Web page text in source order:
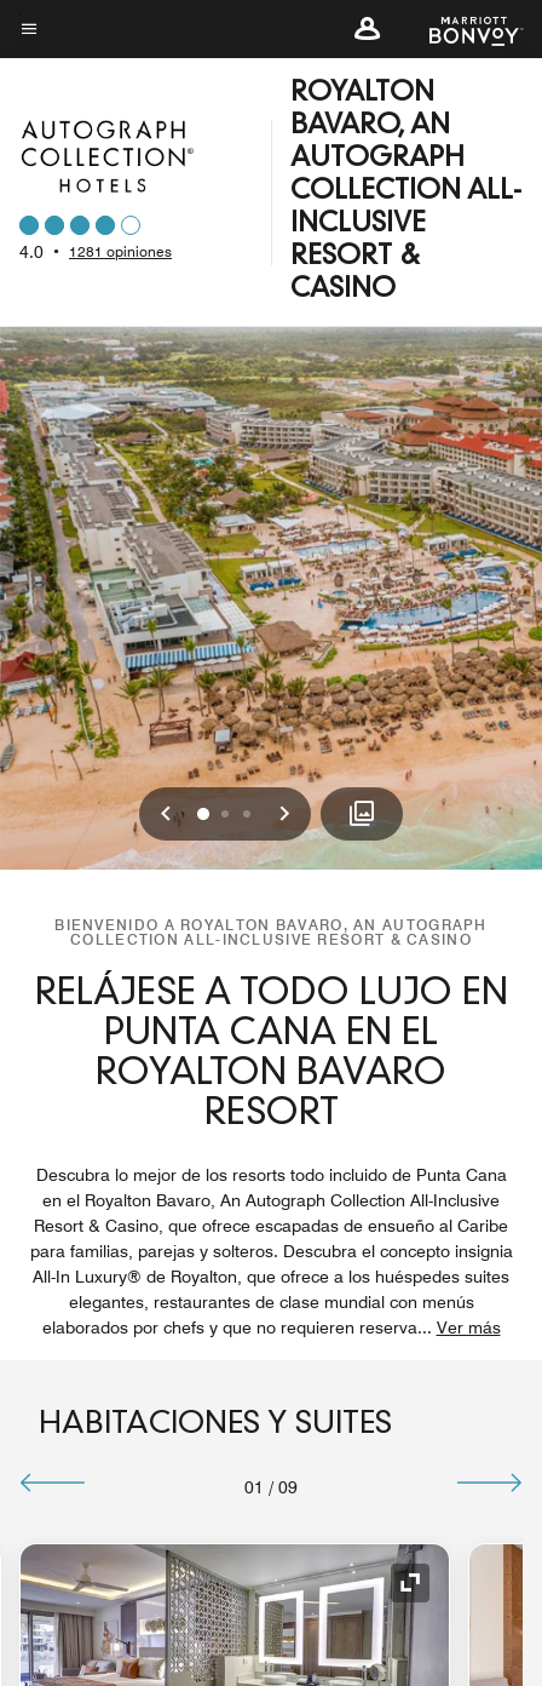
Skip
to
content
Texto del menú
4.0 • 1281 opiniones
ROYALTON
BAVARO, AN
AUTOGRAPH
COLLECTION ALL-
INCLUSIVE
RESORT &
CASINO
Anterior
0 1 2 Siguiente
BIENVENIDO A ROYALTON BAVARO, AN AUTOGRAPH
COLLECTION ALL-INCLUSIVE RESORT & CASINO
RELÁJESE A TODO LUJO EN
PUNTA CANA EN EL
ROYALTON BAVARO
RESORT
Descubra lo mejor de los resorts todo incluido de Punta Cana
en el Royalton Bavaro, An Autograph Collection All-Inclusive
Resort & Casino, que ofrece escapadas de ensueño al Caribe
para familias, parejas y solteros. Descubra el concepto insignia
All-In Luxury® de Royalton, que ofrece a los huéspedes suites
elegantes, restaurantes de clase mundial con menús
elaborados por chefs y que no requieren reserva... Ver más
HABITACIONES Y SUITES
01 / 09
de expansión Icono de